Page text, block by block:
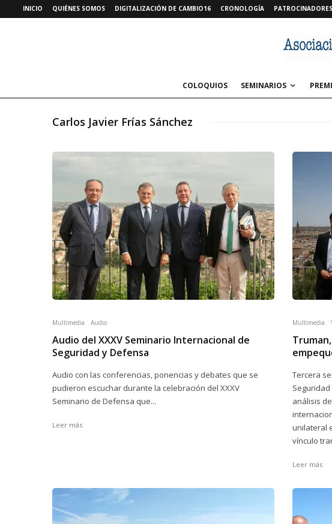
INICIO QUIÉNES SOMOS DIGITALIZACIÓN DE CAMBIO16 CRONOLOGÍA PATROCINADORES
COLOQUIOS SEMINARIOS
Carlos Javier Frías Sánchez
Multimedia Audio
Audio del XXXV Seminario Internacional de
Seguridad y Defensa
Audio con las conferencias, ponencias y debates que se
pudieron escuchar durante la celebración del XXXV
Seminario de Defensa que...
Leer más
Multimedia
Tercera
análisis
unilateral
vínculo
Leer más